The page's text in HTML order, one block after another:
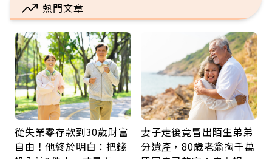
熱門文章
從失業零存款到30歲財富
自由！他終於明白：把錢
妻子走後竟冒出陌生弟弟
分遺產，80歲老翁掏千萬